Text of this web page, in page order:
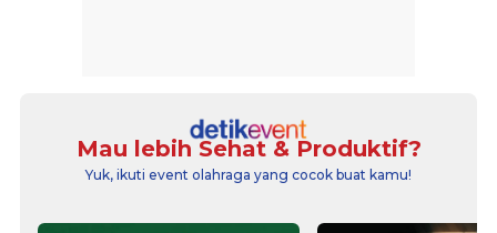
Mau lebih Sehat & Produktif?
Yuk, ikuti event olahraga yang cocok buat kamu!